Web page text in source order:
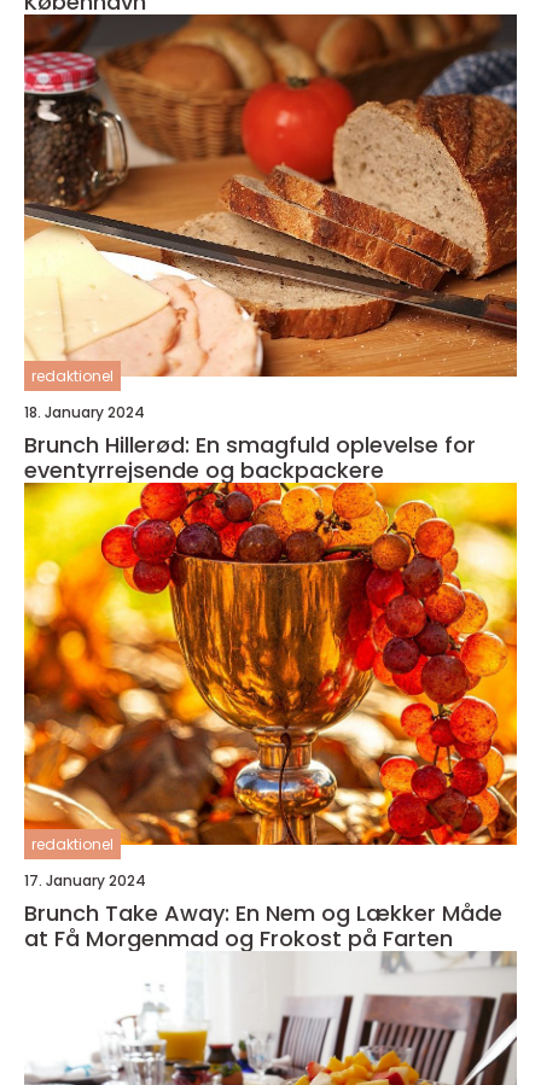
redaktionel
18. January 2024
Brunch Hillerød: En smagfuld oplevelse for
eventyrrejsende og backpackere
redaktionel
17. January 2024
Brunch Take Away: En Nem og Lækker Måde
at Få Morgenmad og Frokost på Farten